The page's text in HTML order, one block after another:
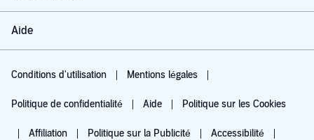
Aide
Conditions d'utilisation Mentions légales
Politique de confidentialité Aide Politique sur les Cookies
Affiliation Politique sur la Publicité Accessibilité